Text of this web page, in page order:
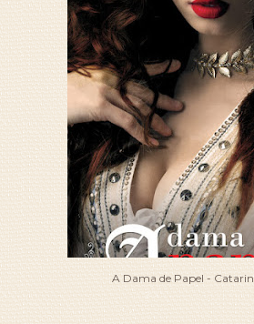
A Dama de Papel -